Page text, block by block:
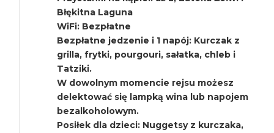
Błękitna Laguna
WiFi: Bezpłatne
Bezpłatne jedzenie i 1 napój: Kurczak z
grilla, frytki, pourgouri, sałatka, chleb i
Tatziki.
W dowolnym momencie rejsu możesz
delektować się lampką wina lub napojem
bezalkoholowym.
Posiłek dla dzieci: Nuggetsy z kurczaka,